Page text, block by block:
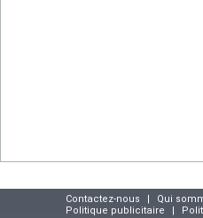
Contactez-nous | Qui
Politique publicitaire
|